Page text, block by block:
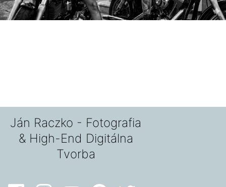
Ján Raczko - Fotografia
& High-End Digitálna
Tvorba